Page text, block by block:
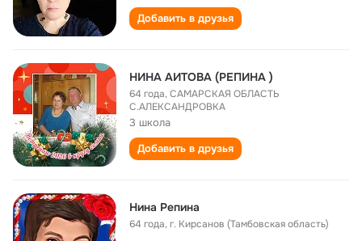
Добавить в друзья
НИНА АИТОВА (РЕПИНА )
64 года,САМАРСКАЯ ОБЛАСТЬ
С.АЛЕКСАНДРОВКА
3 школа
Добавить в друзья
Нина Репина
64 года,г. Кирсанов (Тамбовская область)